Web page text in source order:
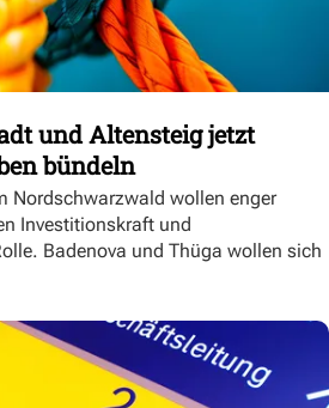
und Altensteig jetzt
bündeln
Nordschwarzwald wollen enger
Investitionskraft und
Badenova und Thüga wollen sich